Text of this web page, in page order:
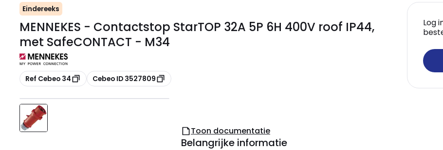
Eindereeks
MENNEKES - Contactstop StarTOP 32A 5P 6H 400V roof IP44,
met SafeCONTACT - M34
Kopiëren
Ref Cebeo 34 Kopiëren
Cebeo ID 3527809
Log
Toon documentatie
Belangrijke informatie